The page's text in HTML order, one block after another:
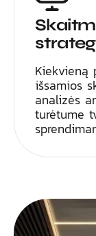
Kiekvieną
išsamios
analizės
turėtume